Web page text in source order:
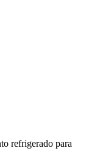
refrigerado para